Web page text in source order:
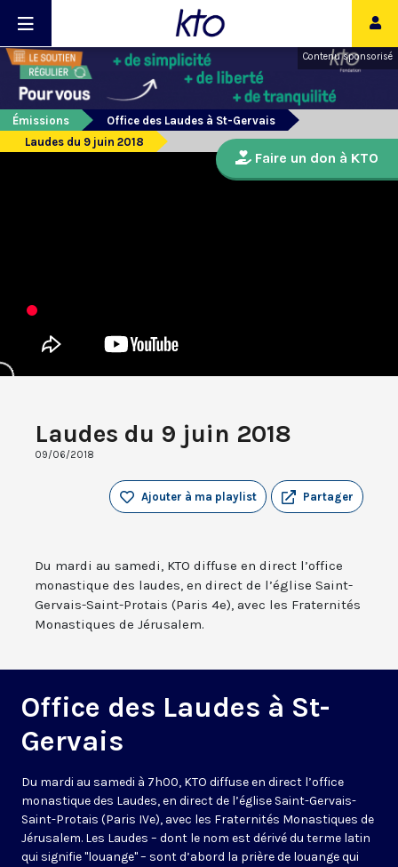
Contenu sponsorisé
Émissions
Office des Laudes à St-Gervais
Laudes du 9 juin 2018
Laudes du 9 juin 2018
09/06/2018
Partager
Ajouter à ma playlist
Du mardi au samedi, KTO diffuse en direct l’office
monastique des laudes, en direct de l’église Saint-
Gervais-Saint-Protais (Paris 4e), avec les Fraternités
Monastiques de Jérusalem.
Office des Laudes à St-
Gervais
Du mardi au samedi à 7h00, KTO diffuse en direct l’office
monastique des Laudes, en direct de l’église Saint-Gervais-
Saint-Protais (Paris IVe), avec les Fraternités Monastiques de
Jérusalem. Les Laudes – dont le nom est dérivé du terme latin
qui signifie "louange" – sont d’abord la prière de louange qui
Faire un don à KTO